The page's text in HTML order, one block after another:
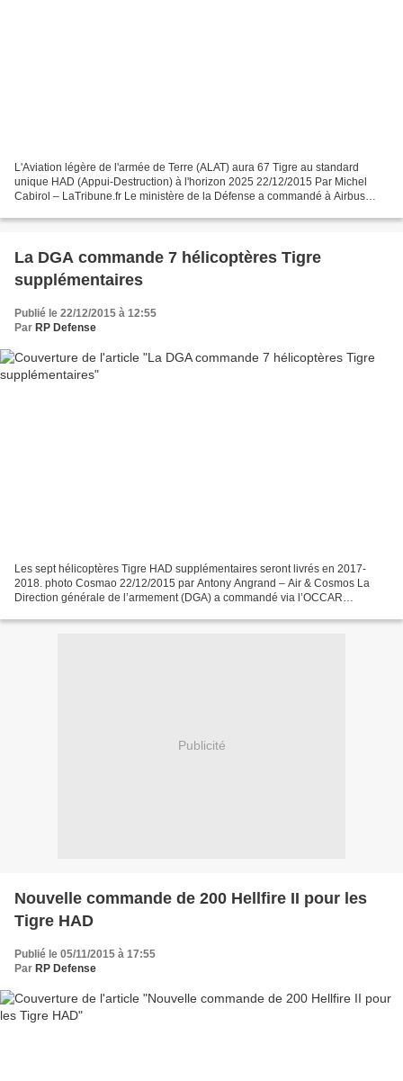
L'Aviation légère de l'armée de Terre (ALAT) aura 67 Tigre au standard
unique HAD (Appui-Destruction) à l'horizon 2025 22/12/2015 Par Michel
Cabirol – LaTribune.fr Le ministère de la Défense a commandé à Airbus
La DGA commande 7 hélicoptères Tigre
supplémentaires
Publié le 22/12/2015 à 12:55
Par RP Defense
Les sept hélicoptères Tigre HAD supplémentaires seront livrés en 2017-
2018. photo Cosmao 22/12/2015 par Antony Angrand – Air & Cosmos La
Direction générale de l’armement (DGA) a commandé via l’OCCAR
Publicité
Nouvelle commande de 200 Hellfire II pour les
Tigre HAD
Publié le 05/11/2015 à 17:55
Par RP Defense